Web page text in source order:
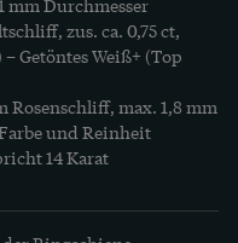
mm Durchmesser
zus. ca. 0,75 ct,
Getöntes Weiß+ (Top
Rosenschliff, max. 1,8 mm
und Reinheit
14 Karat